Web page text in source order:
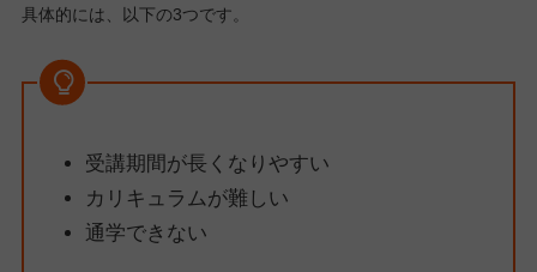
具体的には、以下の3つです。
受講期間が長くなりやすい
カリキュラムが難しい
通学できない